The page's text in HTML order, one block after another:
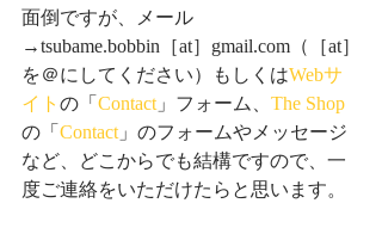
面倒ですが、メール
→tsubame.bobbin［at］gmail.com（［at］
を＠にしてください）もしくはWebサ
イト の「 Contact 」フォーム、 The Shop
の「 Contact 」のフォームやメッセージ
など、どこからでも結構ですので、一
度ご連絡をいただけたらと思います。